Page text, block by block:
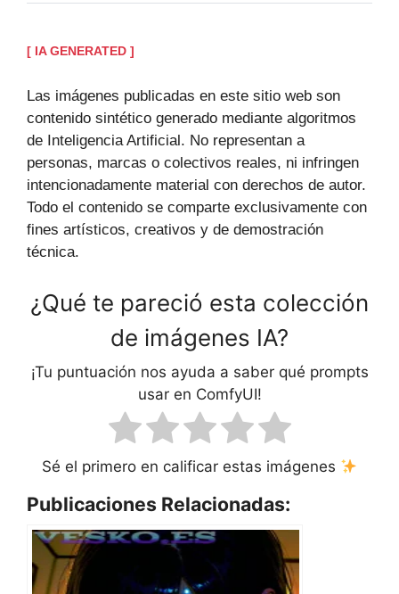
[ IA GENERATED ]
Las imágenes publicadas en este sitio web son
contenido sintético generado mediante algoritmos
de Inteligencia Artificial. No representan a
personas, marcas o colectivos reales, ni infringen
intencionadamente material con derechos de autor.
Todo el contenido se comparte exclusivamente con
fines artísticos, creativos y de demostración
técnica.
¿Qué te pareció esta colección
de imágenes IA?
¡Tu puntuación nos ayuda a saber qué prompts
usar en ComfyUI!
Sé el primero en calificar estas imágenes
Publicaciones Relacionadas: